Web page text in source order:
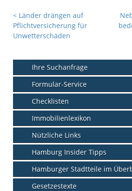
< Länder drängen auf
Pflichtversicherung für
Unwetterschäden
Ihre Suchanfrage
Formular-Service
Checklisten
Immobilienlexikon
Nützliche Links
Hamburg Insider Tipps
Hamburger Stadtteile im
Gesetzestexte